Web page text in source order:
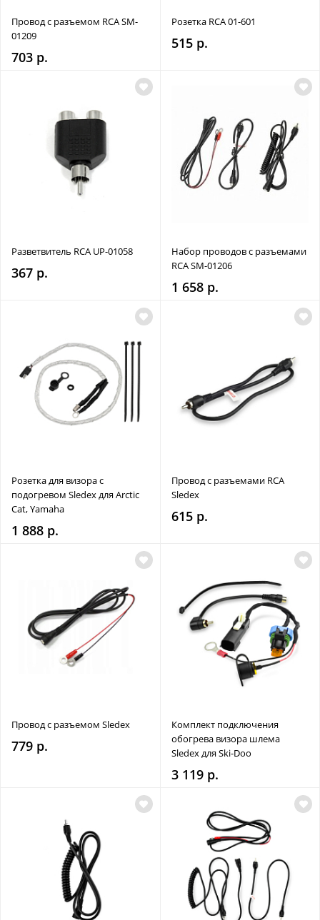
Провод с разъемом RCA SM-
01209
703 р.
Розетка RCA 01-601
515 р.
Разветвитель RCA UP-01058
367 р.
Набор проводов с разъемами
RCA SM-01206
1 658 р.
Розетка для визора с
подогревом Sledex для Arctic
Cat, Yamaha
1 888 р.
Провод с разъемами RCA
Sledex
615 р.
Провод с разъемом Sledex
779 р.
Комплект подключения
обогрева визора шлема
Sledex для Ski-Doo
3 119 р.